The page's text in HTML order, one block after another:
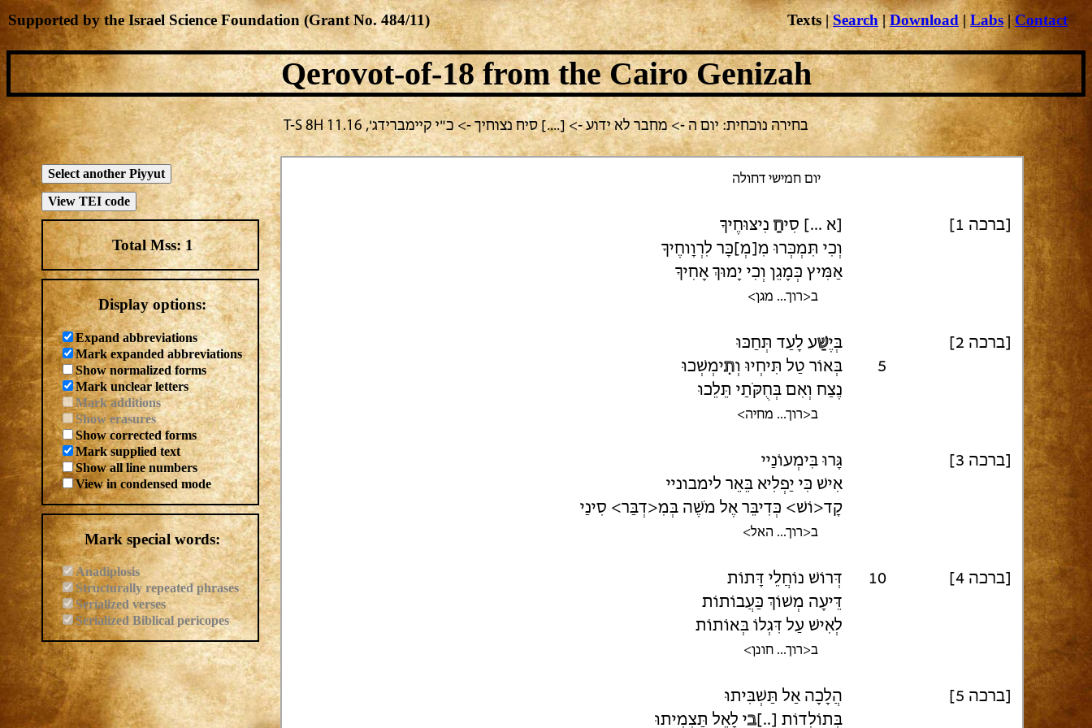
Qerovot-of-18from the Cairo Genizah
בחירה נוכחית: יום ה -> מחבר לא ידוע -> [....] סיח נצוחיך -> כ"י קיימברידג', T-S 8H 11.16
Total Mss:1
Display options:
Expand abbreviations
Mark expanded abbreviations
Show normalized forms
Mark unclear letters
Mark additions
Show erasures
Show corrected forms
Mark supplied text
Show all line numbers
View in condensed mode
Mark special words:
Anadiplosis
Structurally repeated phrases
Serialized verses
Serialized Biblical pericopes
יום חמישי דחולה
[ברכה 1] [א ...] סִיחַ נִיצּוּחֶיךָ
וְכִי תִּמְכְּרוּ מִ[מְ]כָּר לִרְוָוחֶיךָ
אַמִּיץ כְּמָגֵן וְכִי יָמוּךְ אָחִיךָ
ב<רוך... מגן>
[ברכה 2] בְּיֶשַׁע לָעַד תְּחַכּוּ
5
בְּאוֹר טַל תִּיחְיוּ וְתִימְשְׁכוּ
נֶצַח וְאִם בְּחֻקֹּתַי תֵּלֵכוּ
ב<רוך... מחיה>
[ברכה 3]
גָּרוּ בִּימְעוֹנַיי
אִישׁ כִּי יַפְלִיא בֵּאֵר לימבוניי
קָד<וֹשׁ> כְּדִיבֵּר אֶל מֹשֶׁה בְּמִ<דְבַּר> סִינַי
ב<רוך... האל>
[ברכה 4] 10
דְּרוֹשׁ נוֹחֲלֵי דָּתוֹת
דֵּיעָה מְשׁוֹךְ כַּעֲבוֹתוֹת
לְאִישׁ עַל דִּגְלוֹ בְּאוֹתוֹת
ב<רוך... חונן>
[ברכה 5]
הֲלָכָה אַל תַּשְׁבִּיתוּ
בְּתוֹלְדוֹת [..]בי לָאֵל תַּצְמִיתוּ
Texts|Search|Download|Labs | Contact
Supported by the Israel Science Foundation (Grant No. 484/11)